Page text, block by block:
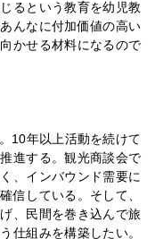
ュー
備部長就任インタ
事
ーズフリー導入／
るという教育を幼児教
んなに付加価値の高い
かせる材料になるので
10年以上活動を続けて
進する。観光商談会で
、インバウンド需要に
信している。そして、
、民間を巻き込んで旅
仕組みを構築したい。